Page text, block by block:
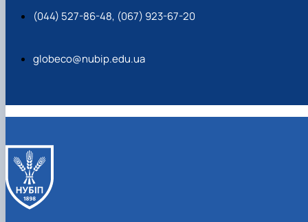
(044) 527-86-48, (067) 923-67-20
globeco@nubip.edu.ua